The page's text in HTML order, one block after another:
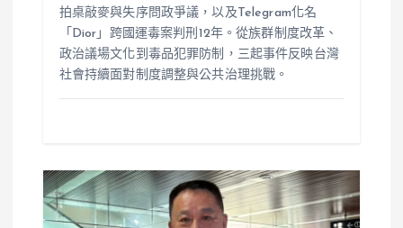
拍桌敲麥與失序問政爭議，以及Telegram化名
「Dior」跨國運毒案判刑12年。從族群制度改革、
政治議場文化到毒品犯罪防制，三起事件反映台灣
社會持續面對制度調整與公共治理挑戰。